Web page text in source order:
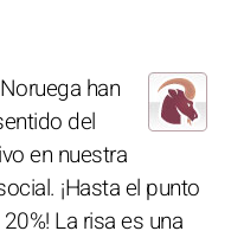
han
del
en nuestra
¡Hasta el punto
La risa es una